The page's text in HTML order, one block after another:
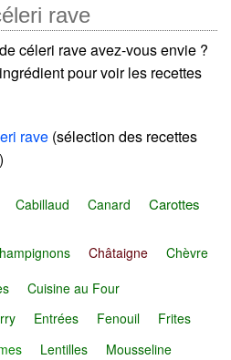
rave
céleri rave avez-vous envie ?
pour voir les recettes
rave (sélection des recettes
Cabillaud Canard Carottes
Châtaigne
Chèvre
Cuisine au Four
Entrées Fenouil
Frites
Lentilles
Mousseline